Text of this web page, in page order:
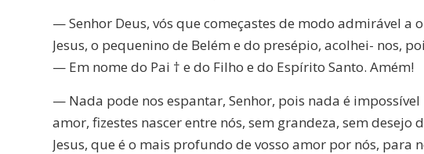
— Senhor Deus, vós que começastes de modo admirável a
Jesus, o pequenino de Belém e do presépio, acolhei- nos,
— Em nome do Pai † e do Filho e do Espírito Santo. Amém!
— Nada pode nos espantar, Senhor, pois nada é impossível
amor, fizestes nascer entre nós, sem grandeza, sem desejo
Jesus, que é o mais profundo de vosso amor por nós, para